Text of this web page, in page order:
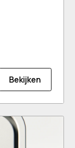
Bekijken